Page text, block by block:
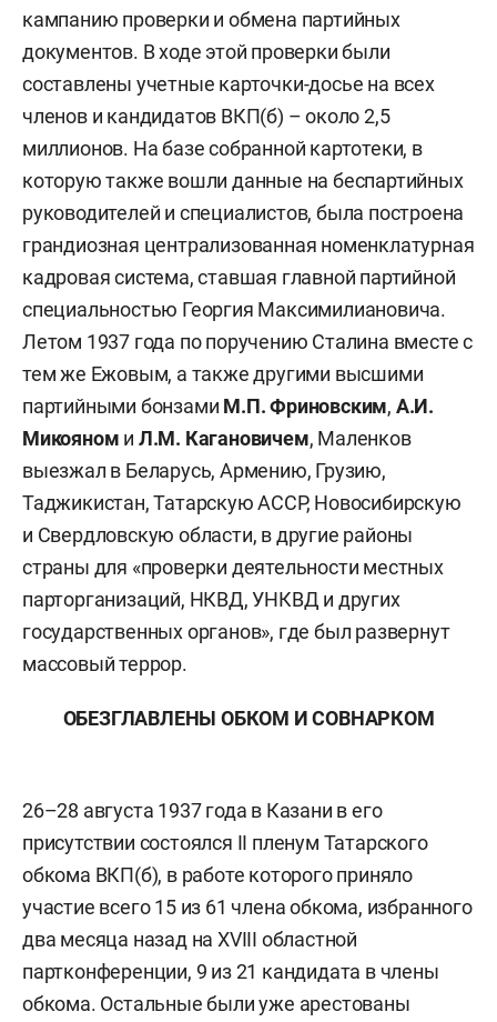
кампанию проверки и обмена партийных
документов. В ходе этой проверки были
составлены учетные карточки-досье на всех
членов и кандидатов ВКП(б) – около 2,5
миллионов. На базе собранной картотеки, в
которую также вошли данные на беспартийных
руководителей и специалистов, была построена
грандиозная централизованная номенклатурная
кадровая система, ставшая главной партийной
специальностью Георгия Максимилиановича.
Летом 1937 года по поручению Сталина вместе с
тем же Ежовым, а также другими высшими
партийными бонзами М.П. Фриновским, А.И.
Микояном и Л.М. Кагановичем, Маленков
выезжал в Беларусь, Армению, Грузию,
Таджикистан, Татарскую АССР, Новосибирскую
и Свердловскую области, в другие районы
страны для «проверки деятельности местных
парторганизаций, НКВД, УНКВД и других
государственных органов», где был развернут
массовый террор.
ОБЕЗГЛАВЛЕНЫ ОБКОМ И СОВНАРКОМ
26–28 августа 1937 года в Казани в его
присутствии состоялся II пленум Татарского
обкома ВКП(б), в работе которого приняло
участие всего 15 из 61 члена обкома, избранного
два месяца назад на XVIII областной
партконференции, 9 из 21 кандидата в члены
обкома. Остальные были уже арестованы